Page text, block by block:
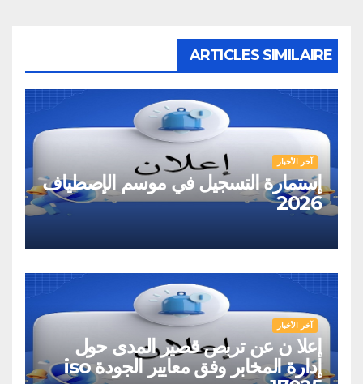
ARTICLES SIMILAIRE
آخر الأخبار
إستمارة التسجيل في موسم الإصطياف
2026
آخر الأخبار
إعلا ن عن تربص قصير المدى حول
إدارة المخابر وفق معايير الجودة iso